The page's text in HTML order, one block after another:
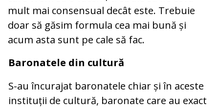
mult mai consensual decât este. Trebuie
doar să găsim formula cea mai bună și
acum asta sunt pe cale să fac.
Baronatele din cultură
S-au încurajat baronatele chiar și în aceste
instituții de cultură, baronate care au exact